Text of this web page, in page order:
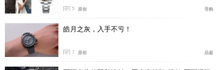
5 原创 导购
皓月之灰，入手不亏！
7 原创 品鉴